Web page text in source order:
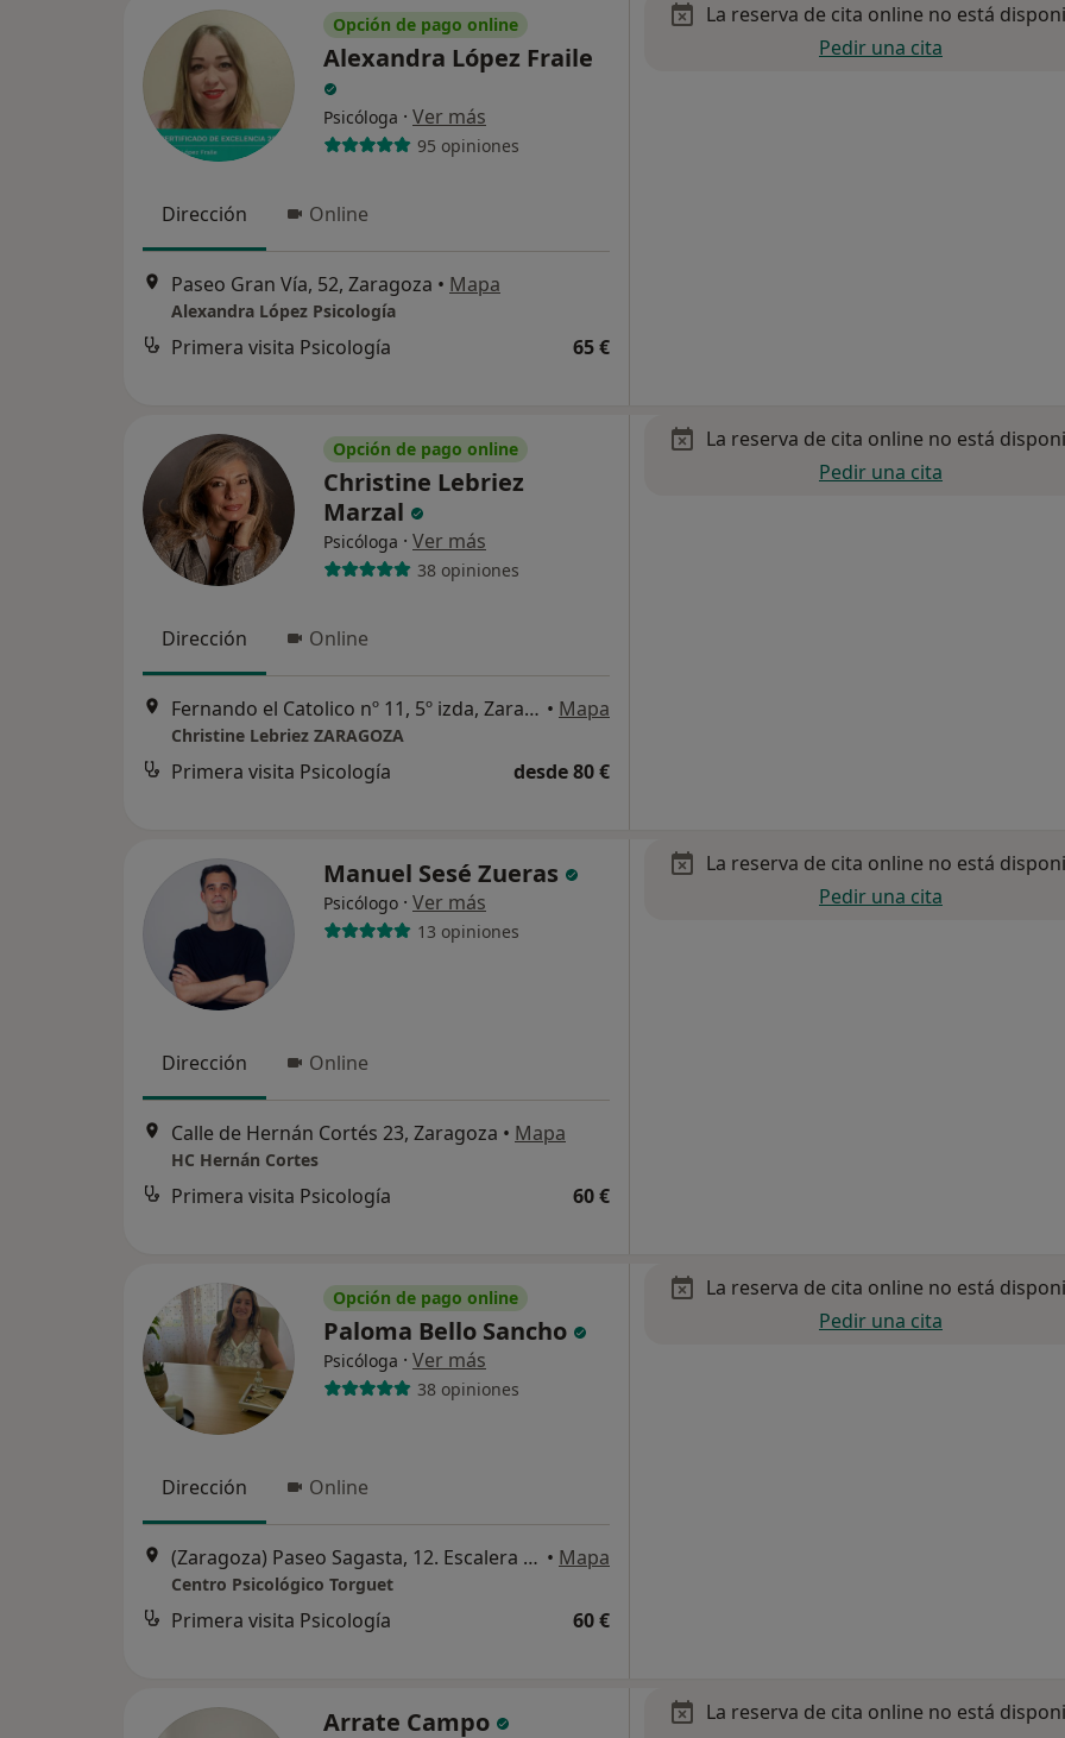
Opción de pago online
Alexandra López Fraile
Psicóloga · Ver más
95 opiniones
Dirección Online
Paseo Gran Vía, 52, Zaragoza • Mapa
Alexandra López Psicología
Primera visita Psicología 65 €
La reserva de cita online no está
Pedir una cita
Opción de pago online
Christine Lebriez
Marzal
Psicóloga · Ver más
38 opiniones
Dirección Online
Fernando el Catolico nº 11, 5º izda, Zaragoza • Mapa
Christine Lebriez ZARAGOZA
Primera visita Psicología desde 80 €
La reserva de cita online no está
Pedir una cita
Manuel Sesé Zueras
Psicólogo · Ver más
13 opiniones
Dirección Online
Calle de Hernán Cortés 23, Zaragoza • Mapa
HC Hernán Cortes
Primera visita Psicología 60 €
La reserva de cita online no está
Pedir una cita
Opción de pago online
Paloma Bello Sancho
Psicóloga · Ver más
38 opiniones
Dirección Online
(Zaragoza) Paseo Sagasta, 12. Escalera D, Planta 2ª, puerta E, Zaragoza • Mapa
Centro Psicológico Torguet
Primera visita Psicología 60 €
La reserva de cita online no está
Pedir una cita
Arrate Campo
La reserva de cita online no está